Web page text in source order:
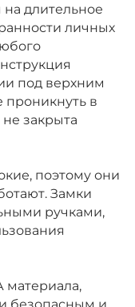
длительное
личных
под верхним
проникнуть в
закрыта
поэтому они
Замки
ручками,
материала,